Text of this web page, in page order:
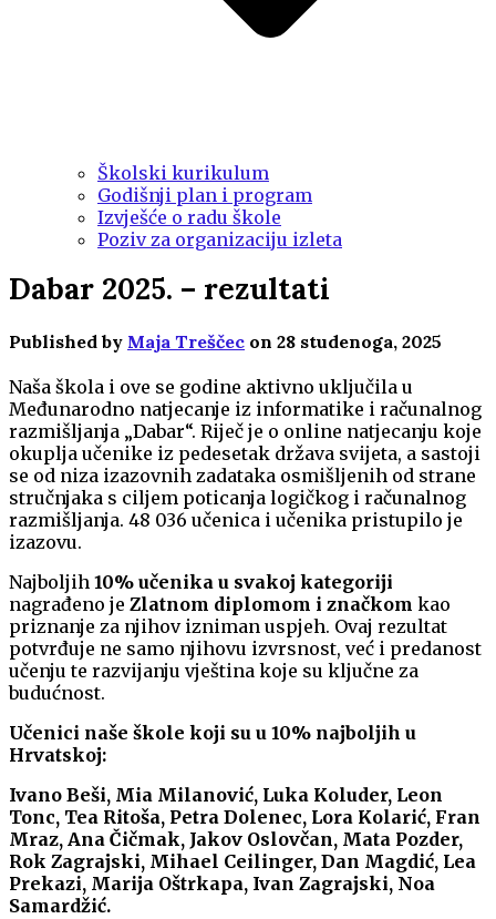
Školski kurikulum
Godišnji plan i program
Izvješće o radu škole
Poziv za organizaciju izleta
Dabar 2025. – rezultati
Published by Maja Treščec on 28 studenoga, 2025
Naša škola i ove se godine aktivno uključila u
Međunarodno natjecanje iz informatike i računalnog
razmišljanja „Dabar“. Riječ je o online natjecanju koje
okuplja učenike iz pedesetak država svijeta, a sastoji
se od niza izazovnih zadataka osmišljenih od strane
stručnjaka s ciljem poticanja logičkog i računalnog
razmišljanja. 48 036 učenica i učenika pristupilo je
izazovu.
Najboljih 10% učenika u svakoj kategoriji
nagrađeno je Zlatnom diplomom i značkom kao
priznanje za njihov izniman uspjeh. Ovaj rezultat
potvrđuje ne samo njihovu izvrsnost, već i predanost
učenju te razvijanju vještina koje su ključne za
budućnost.
Učenici naše škole koji su u 10% najboljih u
Hrvatskoj:
Ivano Beši, Mia Milanović, Luka Koluder, Leon
Tonc, Tea Ritoša, Petra Dolenec, Lora Kolarić, Fran
Mraz, Ana Čičmak, Jakov Oslovčan, Mata Pozder,
Rok Zagrajski, Mihael Ceilinger, Dan Magdić, Lea
Prekazi, Marija Oštrkapa, Ivan Zagrajski, Noa
Samardžić.